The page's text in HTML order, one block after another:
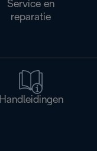
Service en
reparatie
Handleidingen